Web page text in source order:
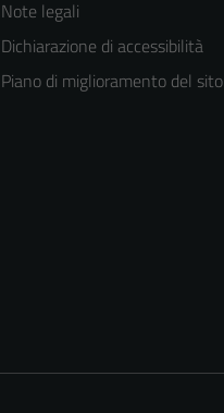
Note legali
Dichiarazione di accessibilità
Piano di miglioramento del sito